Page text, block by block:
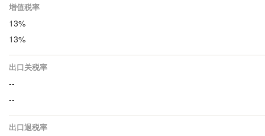
增值税率
13%
13%
出口关税率
--
--
出口退税率